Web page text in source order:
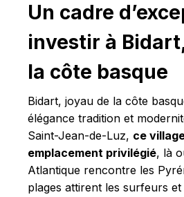
Un cadre
investir à
la côte basque
Bidart, joyau de la côte
élégance tradition et
Saint-Jean-de-Luz, ce
emplacement privilégié, là
Atlantique rencontre les
plages attirent les surfeurs